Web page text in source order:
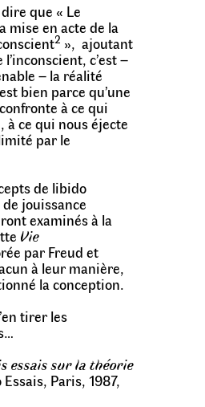
que « Le
mise en acte de la
2 », ajoutant
c’est –
– la réalité
bien parce qu’une
à ce qui
à ce qui nous éjecte
par le
de libido
jouissance
examinés à la
Vie
par Freud et
à leur manière,
la conception.
tirer les
essais sur la théorie
Essais, Paris, 1987,